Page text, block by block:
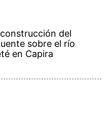
del
sobre el río
en Capira